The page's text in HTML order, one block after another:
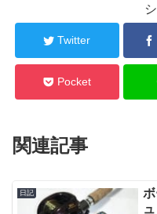
Twitter
Pocket
関連記事
日記
ュ